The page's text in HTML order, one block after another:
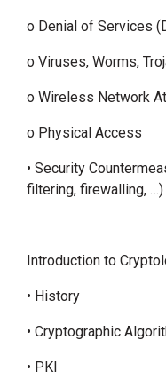
o Denial of Services
o Viruses, Worms,
o Wireless Network
o Physical Access
• Security
filtering, firewalling, …)
Introduction to
• History
• Cryptographic
• PKI